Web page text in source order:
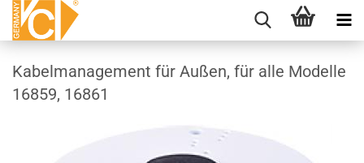
Kabelmanagement für Außen, für alle Modelle
16859, 16861